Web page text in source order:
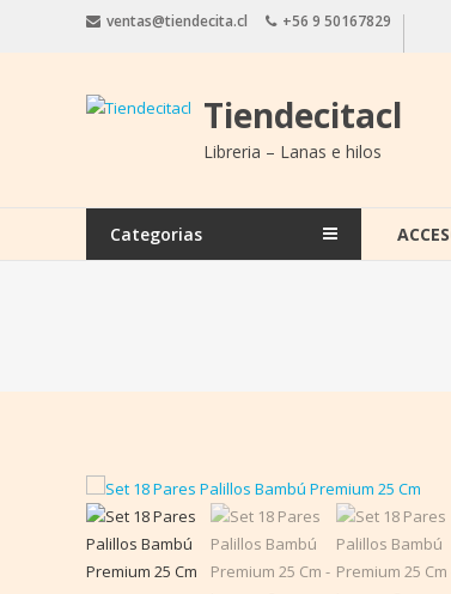
ventas@tiendecita.cl +56 9 50167829
Tiendecitacl
Libreria – Lanas e hilos
Categorias